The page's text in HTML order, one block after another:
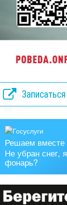
Решаем вместе
Не убран снег,
фонарь?